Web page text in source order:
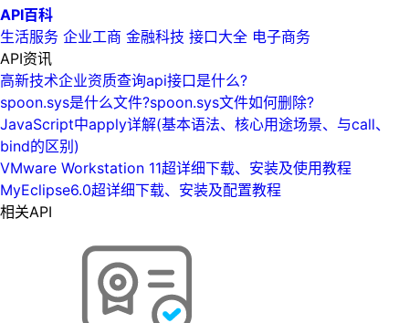
API百科
生活服务 企业工商 金融科技 接口大全 电子商务
API资讯
高新技术企业资质查询api接口是什么?
spoon.sys是什么文件?spoon.sys文件如何删除?
JavaScript中apply详解(基本语法、核心用途场景、与call、
bind的区别)
VMware Workstation 11超详细下载、安装及使用教程
MyEclipse6.0超详细下载、安装及配置教程
相关API